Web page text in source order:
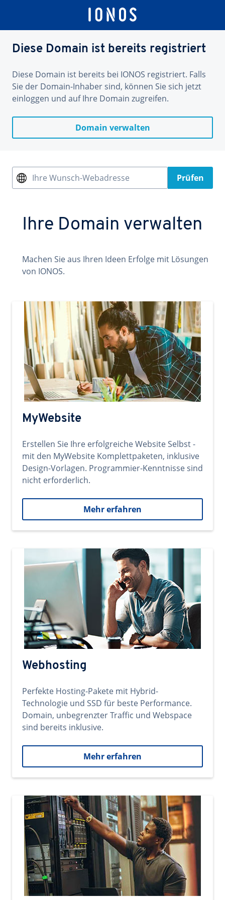
Diese Domain ist bereits registriert
Diese Domain ist bereits bei IONOS registriert. Falls
Sie der Domain-Inhaber sind, können Sie sich jetzt
einloggen und auf Ihre Domain zugreifen.
Domain verwalten
Ihre Wunsch-Webadresse Prüfen
Ihre Domain verwalten
Machen Sie aus Ihren Ideen Erfolge mit Lösungen
von IONOS.
MyWebsite
Erstellen Sie Ihre erfolgreiche Website Selbst -
mit den MyWebsite Komplettpaketen, inklusive
Design-Vorlagen. Programmier-Kenntnisse sind
nicht erforderlich.
Mehr erfahren
Webhosting
Perfekte Hosting-Pakete mit Hybrid-
Technologie und SSD für beste Performance.
Domain, unbegrenzter Traffic und Webspace
sind bereits inklusive.
Mehr erfahren